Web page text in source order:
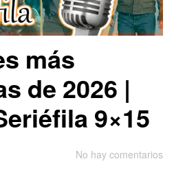
más
de 2026 |
9×15
No hay comentarios